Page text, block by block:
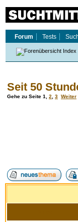
Seit 50
Gehe zu Seite 1 2 3 Weiter
Forum
Tests
Index